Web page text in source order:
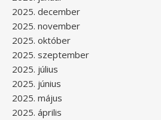
2025. december
2025. november
2025. október
2025. szeptember
2025. július
2025. június
2025. május
2025. április